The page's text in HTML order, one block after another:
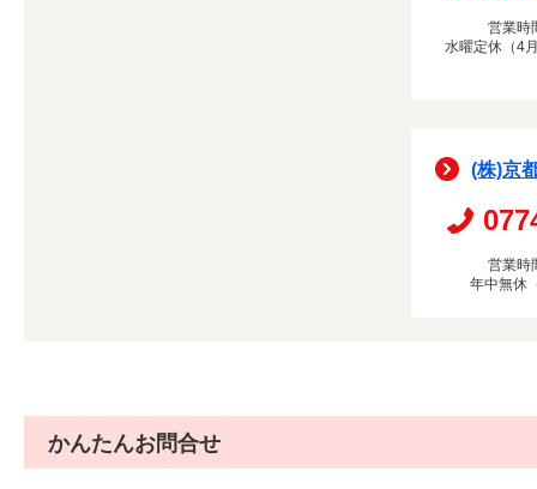
営業時
水曜定休（4
(株)京
営業時
年中無休
かんたんお問合せ